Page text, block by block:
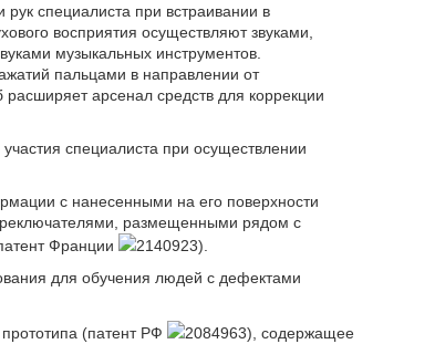
специалиста при встраивании в
восприятия осуществляют звуками,
музыкальных инструментов.
пальцами в направлении от
арсенал средств для коррекции
специалиста при осуществлении
с нанесенными на его поверхности
размещенными рядом с
Франции
2140923).
для обучения людей с дефектами
(патент РФ
2084963), содержащее